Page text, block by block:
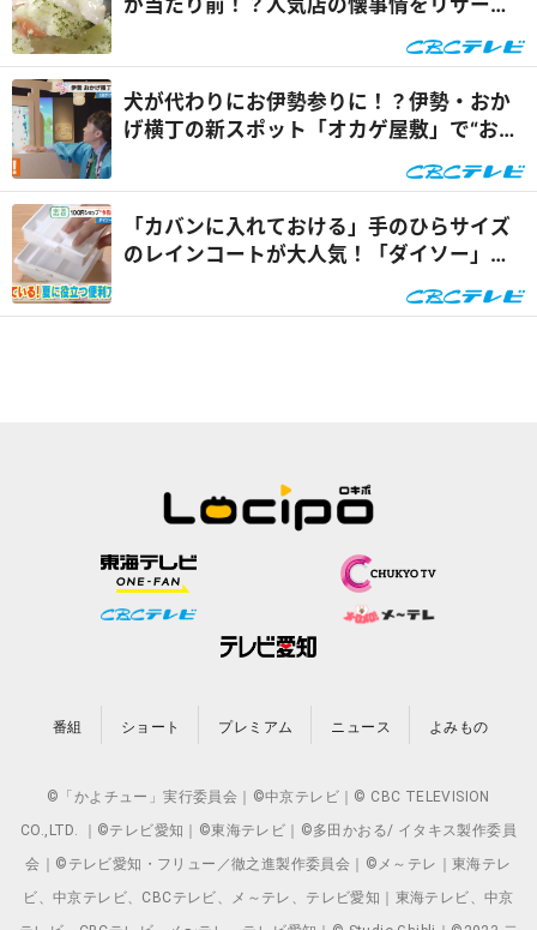
犬が代わりにお伊勢参りに！？伊勢・おか
げ横丁の新スポット「オカゲ屋敷」で“おか
「カバンに入れておける」手のひらサイズ
のレインコートが大人気！「ダイソー」で
番組 ショート プレミアム ニュース よみもの
©「かよチュー」実行委員会｜©中京テレビ｜© CBC TELEVISION
CO.,LTD. ｜©テレビ愛知｜©東海テレビ｜©多田かおる/ イタキス製作委員
会｜©テレビ愛知・フリュー／徹之進製作委員会｜©メ～テレ｜東海テレ
ビ、中京テレビ、CBCテレビ、メ～テレ、テレビ愛知｜東海テレビ、中京